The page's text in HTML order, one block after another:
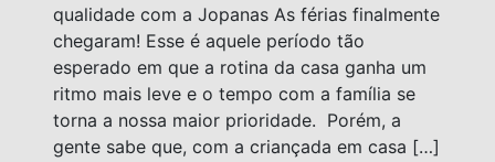
qualidade com a Jopanas As férias finalmente
chegaram! Esse é aquele período tão
esperado em que a rotina da casa ganha um
ritmo mais leve e o tempo com a família se
torna a nossa maior prioridade. Porém, a
gente sabe que, com a criançada em casa […]